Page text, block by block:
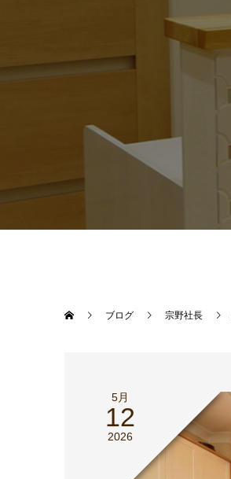
ブログ 宗野社長
5月
12
2026